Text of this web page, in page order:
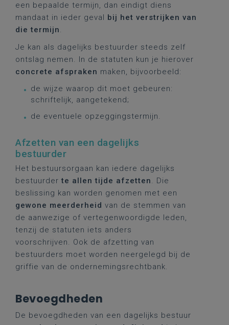
een bepaalde termijn, dan eindigt diens
mandaat in ieder geval bij het verstrijken van
die termijn.
Je kan als dagelijks bestuurder steeds zelf
ontslag nemen. In de statuten kun je hierover
concrete afspraken maken, bijvoorbeeld:
de wijze waarop dit moet gebeuren:
schriftelijk, aangetekend;
de eventuele opzeggingstermijn.
Afzetten van een dagelijks
bestuurder
Het bestuursorgaan kan iedere dagelijks
bestuurderte allen tijde afzetten. Die
beslissing kan worden genomen met een
gewone meerderheid van de stemmen van
de aanwezige of vertegenwoordigde leden,
tenzij de statuten iets anders
voorschrijven. Ook de afzetting van
bestuurders moet worden neergelegd bij de
griffie van de ondernemingsrechtbank.
Bevoegdheden
De bevoegdheden van een dagelijks bestuur